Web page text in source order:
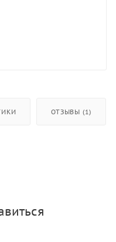
ОТЗЫВЫ (1)